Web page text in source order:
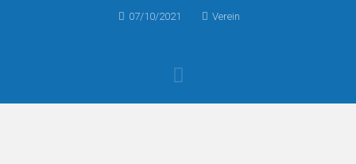
07/10/2021 Verein